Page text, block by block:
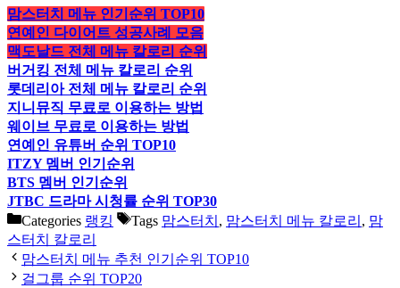
맘스터치 메뉴 인기순위 TOP10
연예인 다이어트 성공사례 모음
맥도날드 전체 메뉴 칼로리 순위
버거킹 전체 메뉴 칼로리 순위
롯데리아 전체 메뉴 칼로리 순위
지니뮤직 무료로 이용하는 방법
웨이브 무료로 이용하는 방법
연예인 유튜버 순위 TOP10
ITZY 멤버 인기순위
BTS 멤버 인기순위
JTBC 드라마 시청률 순위 TOP30
Categories 랭킹 Tags 맘스터치 , 맘스터치 메뉴 칼로리 , 맘
스터치 칼로리
맘스터치 메뉴 추천 인기순위 TOP10
걸그룹 순위 TOP20